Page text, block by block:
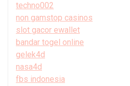
techno002
non gamstop casinos
slot gacor ewallet
bandar togel online
gelek4d
nasa4d
fbs indonesia